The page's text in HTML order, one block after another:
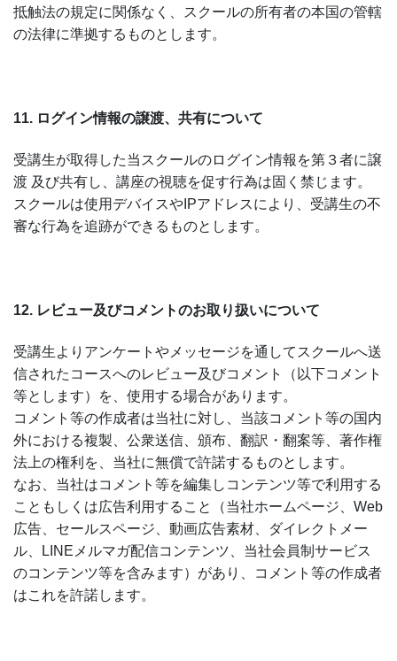
抵触法の規定に関係なく、スクールの所有者の本国の管轄
の法律に準拠するものとします。
11. ログイン情報の譲渡、共有について
受講生が取得した当スクールのログイン情報を第３者に譲
渡 及び共有し、講座の視聴を促す行為は固く禁じます。
スクールは使用デバイスやIPアドレスにより、受講生の不
審な行為を追跡ができるものとします。
12. レビュー及びコメントのお取り扱いについて
受講生よりアンケートやメッセージを通してスクールへ送
信されたコースへのレビュー及びコメント（以下コメント
等とします）を、使用する場合があります。
コメント等の作成者は当社に対し、当該コメント等の国内
外における複製、公衆送信、頒布、翻訳・翻案等、著作権
法上の権利を、当社に無償で許諾するものとします。
なお、当社はコメント等を編集しコンテンツ等で利用する
こともしくは広告利用すること（当社ホームページ、Web
広告、セールスページ、動画広告素材、ダイレクトメー
ル、LINEメルマガ配信コンテンツ、当社会員制サービス
のコンテンツ等を含みます）があり、コメント等の作成者
はこれを許諾します。